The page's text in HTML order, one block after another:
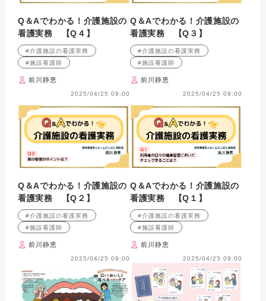
Q＆Aでわかる！介護施設の
看護実務 【Q４】
#介護施設の看護実務
#施設看護師
前川静恵
2025/04/25 09:00
Q＆Aでわかる！介護施設の
看護実務 【Q３】
#介護施設の看護実務
#施設看護師
前川静恵
2025/04/25 09:00
Q＆Aでわかる！介護施設の
看護実務 【Q２】
#介護施設の看護実務
#施設看護師
前川静恵
2025/04/25 09:00
Q＆Aでわかる！介護施設の
看護実務 【Q１】
#介護施設の看護実務
#施設看護師
前川静恵
2025/04/25 09:00